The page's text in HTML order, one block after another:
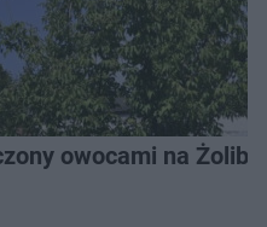
owocami na